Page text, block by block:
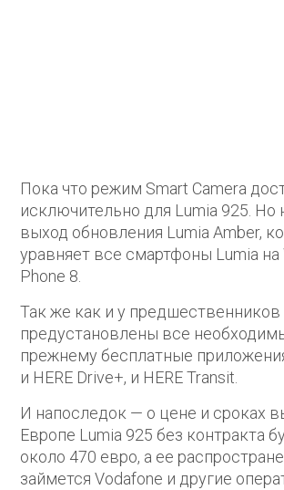
Пока что режим Smart Camera
исключительно для Lumia 925. Но
выход обновления Lumia Amber,
уравняет все смартфоны Lumia на
Phone 8.
Так же как и у предшественников
предустановлены все
прежнему бесплатные
и HERE Drive+, и HERE Transit.
И напоследок — о цене и сроках
Европе Lumia 925 без контракта
около 470 евро, а ее
займется Vodafone и другие